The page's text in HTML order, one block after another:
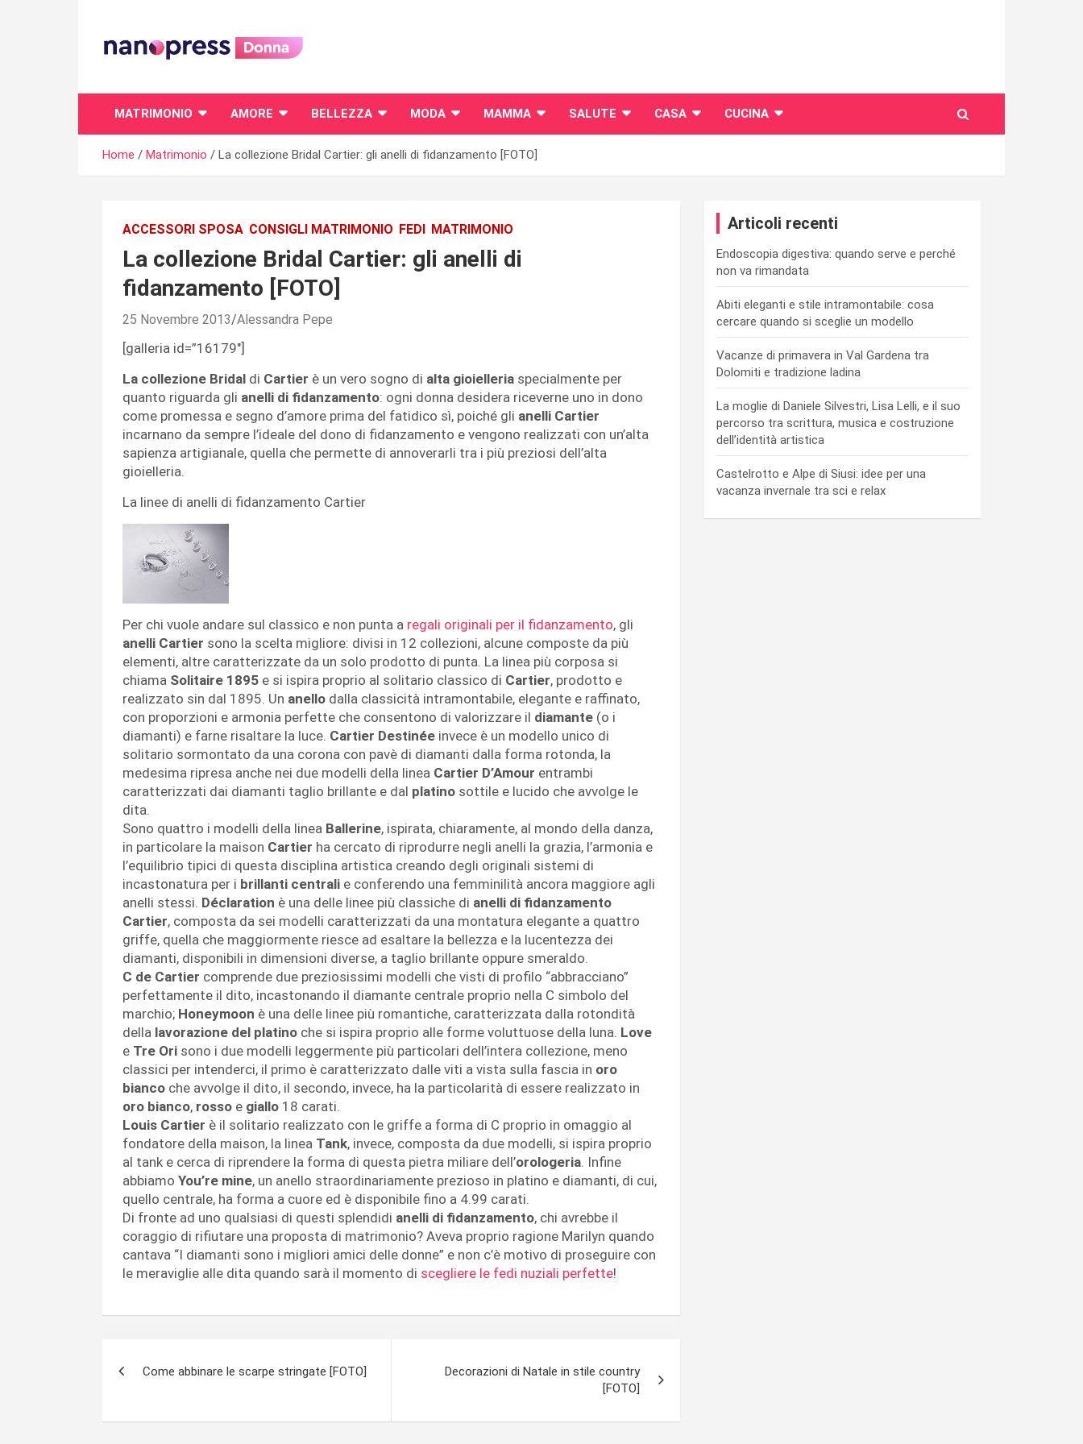
content
MATRIMONIO AMORE BELLEZZA MODA MAMMA SALUTE CASA CUCINA
Home Matrimonio La collezione Bridal Cartier: gli anelli di fidanzamento [FOTO]
ACCESSORI SPOSA CONSIGLI MATRIMONIO FEDI MATRIMONIO
La collezione Bridal Cartier: gli anelli di
fidanzamento [FOTO]
25 Novembre 2013 Alessandra Pepe
[galleria id=”16179″]
La collezione Bridal di Cartier è un vero sogno di alta gioielleria specialmente per
quanto riguarda gli anelli di fidanzamento: ogni donna desidera riceverne uno in dono
come promessa e segno d’amore prima del fatidico sì, poiché gli anelli Cartier
incarnano da sempre l’ideale del dono di fidanzamento e vengono realizzati con un’alta
sapienza artigianale, quella che permette di annoverarli tra i più preziosi dell’alta
gioielleria.
La linee di anelli di fidanzamento Cartier
Per chi vuole andare sul classico e non punta a regali originali per il fidanzamento, gli
anelli Cartier sono la scelta migliore: divisi in 12 collezioni, alcune composte da più
elementi, altre caratterizzate da un solo prodotto di punta. La linea più corposa si
chiama Solitaire 1895 e si ispira proprio al solitario classico di Cartier, prodotto e
realizzato sin dal 1895. Un anello dalla classicità intramontabile, elegante e raffinato,
con proporzioni e armonia perfette che consentono di valorizzare il diamante (o i
diamanti) e farne risaltare la luce. Cartier Destinée invece è un modello unico di
solitario sormontato da una corona con pavè di diamanti dalla forma rotonda, la
medesima ripresa anche nei due modelli della linea Cartier D’Amour entrambi
caratterizzati dai diamanti taglio brillante e dal platino sottile e lucido che avvolge le
dita.
Sono quattro i modelli della linea Ballerine, ispirata, chiaramente, al mondo della danza,
in particolare la maison Cartier ha cercato di riprodurre negli anelli la grazia, l’armonia e
l’equilibrio tipici di questa disciplina artistica creando degli originali sistemi di
incastonatura per i brillanti centrali e conferendo una femminilità ancora maggiore agli
anelli stessi. Déclaration è una delle linee più classiche di anelli di fidanzamento
Cartier, composta da sei modelli caratterizzati da una montatura elegante a quattro
griffe, quella che maggiormente riesce ad esaltare la bellezza e la lucentezza dei
diamanti, disponibili in dimensioni diverse, a taglio brillante oppure smeraldo.
C de Cartier comprende due preziosissimi modelli che visti di profilo “abbracciano”
perfettamente il dito, incastonando il diamante centrale proprio nella C simbolo del
marchio; Honeymoon è una delle linee più romantiche, caratterizzata dalla rotondità
della lavorazione del platino che si ispira proprio alle forme voluttuose della luna. Love
e Tre Ori sono i due modelli leggermente più particolari dell’intera collezione, meno
classici per intenderci, il primo è caratterizzato dalle viti a vista sulla fascia in oro
bianco che avvolge il dito, il secondo, invece, ha la particolarità di essere realizzato in
oro bianco, rosso e giallo 18 carati.
Louis Cartier è il solitario realizzato con le griffe a forma di C proprio in omaggio al
fondatore della maison, la linea Tank, invece, composta da due modelli, si ispira proprio
al tank e cerca di riprendere la forma di questa pietra miliare dell’orologeria. Infine
abbiamo You’re mine, un anello straordinariamente prezioso in platino e diamanti, di cui,
quello centrale, ha forma a cuore ed è disponibile fino a 4.99 carati.
Di fronte ad uno qualsiasi di questi splendidi anelli di fidanzamento, chi avrebbe il
coraggio di rifiutare una proposta di matrimonio? Aveva proprio ragione Marilyn quando
cantava “I diamanti sono i migliori amici delle donne” e non c’è motivo di proseguire con
le meraviglie alle dita quando sarà il momento di scegliere le fedi nuziali perfette!
Come abbinare le scarpe stringate [FOTO]
Decorazioni di Natale in stile country
[FOTO]
Articoli recenti
Endoscopia digestiva: quando serve e perché
non va rimandata
Abiti eleganti e stile intramontabile: cosa
cercare quando si sceglie un modello
Vacanze di primavera in Val Gardena tra
Dolomiti e tradizione ladina
La moglie di Daniele Silvestri, Lisa Lelli, e il suo
percorso tra scrittura, musica e costruzione
dell’identità artistica
Castelrotto e Alpe di Siusi: idee per una
vacanza invernale tra sci e relax